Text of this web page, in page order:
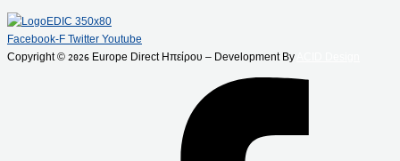
Facebook-F Twitter Youtube
Copyright © 2026 Europe Direct Ηπείρου – Development By